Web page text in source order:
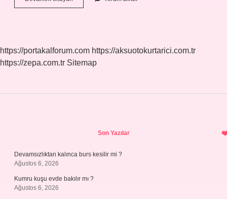
Ağlayan
https://portakalforum.com https://aksuotokurtarici.com.tr
https://zepa.com.tr Sitemap
Son Yazılar
Devamsızlıktan kalınca burs kesilir mi ?
Ağustos 6, 2026
Kumru kuşu evde bakılır mı ?
Ağustos 6, 2026